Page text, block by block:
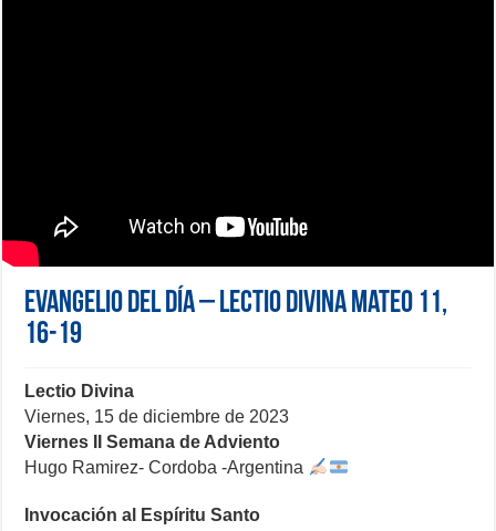
Evangelio del día – Lectio Divina Mateo 11,
16-19
Lectio Divina
Viernes, 15 de diciembre de 2023
Viernes II Semana de Adviento
Hugo Ramirez- Cordoba -Argentina
Invocación al Espíritu Santo